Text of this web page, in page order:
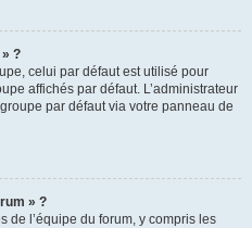
?
celui par défaut est utilisé pour
affichés par défaut. L’administrateur
par défaut via votre panneau de
» ?
de l’équipe du forum, y compris les